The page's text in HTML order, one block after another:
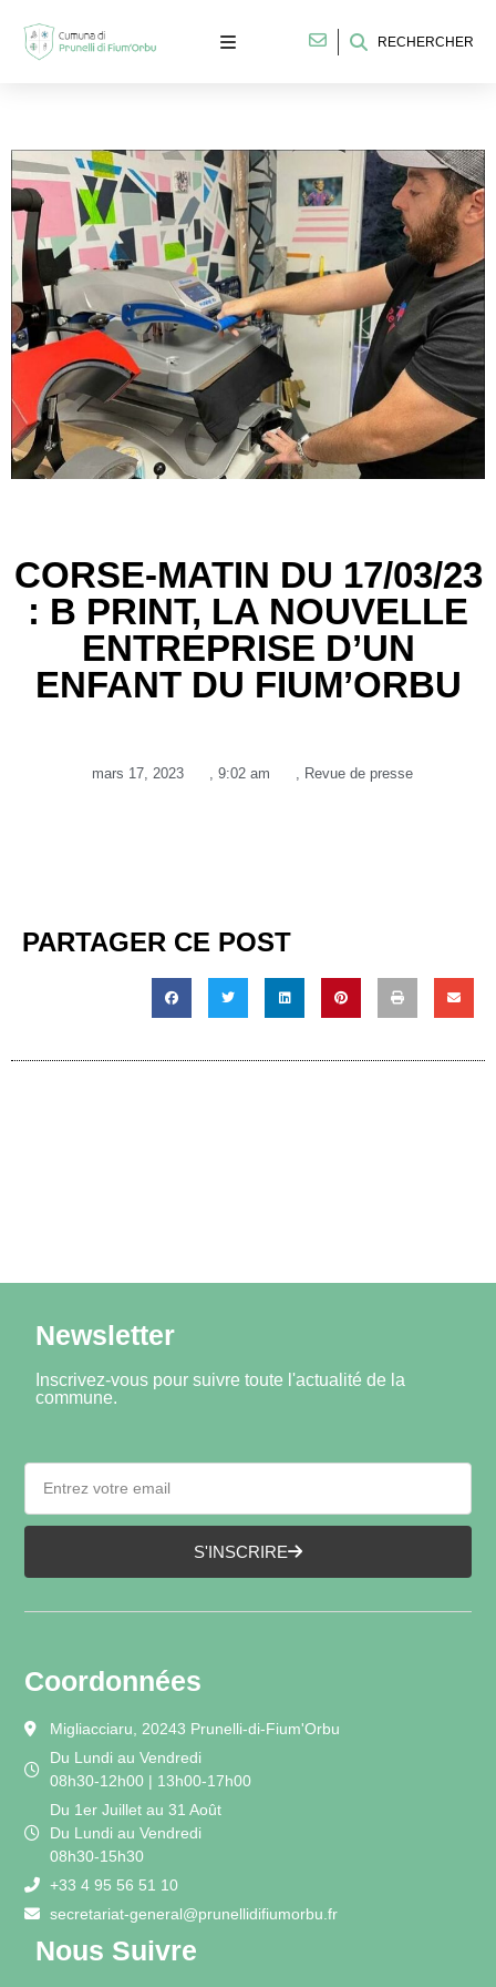
RECHERCHER
CORSE-MATIN DU 17/03/23
: B PRINT, LA NOUVELLE
ENTREPRISE D’UN
ENFANT DU FIUM’ORBU
mars 17, 2023 , 9:02 am , Revue de presse
PARTAGER CE POST
Newsletter
Inscrivez-vous pour suivre toute l'actualité de la
commune.
S'INSCRIRE
Coordonnées
Migliacciaru, 20243 Prunelli-di-Fium'Orbu
Du Lundi au Vendredi
08h30-12h00 | 13h00-17h00
Du 1er Juillet au 31 Août
Du Lundi au Vendredi
08h30-15h30
+33 4 95 56 51 10
secretariat-general@prunellidifiumorbu.fr
Nous Suivre